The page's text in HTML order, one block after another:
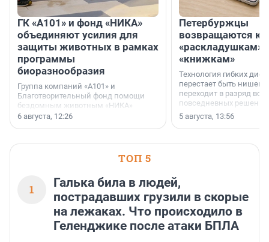
ГК «А101» и фонд «НИКА»
объединяют усилия для
защиты животных в рамках
программы
биоразнообразия
Группа компаний «А101» и
Благотворительный фонд помощи
бездомным животным «НИКА»
заключили соглашение о
6 августа, 12:26
Петербуржцы
возвращаются к
«раскладушкам»
«книжкам»
Технология гибких
перестает быть
переходит в разряд
повседневных
5 августа, 13:56
ТОП 5
1
Галька била в людей,
пострадавших грузили в скорые
на лежаках. Что происходило в
Геленджике после атаки БПЛА